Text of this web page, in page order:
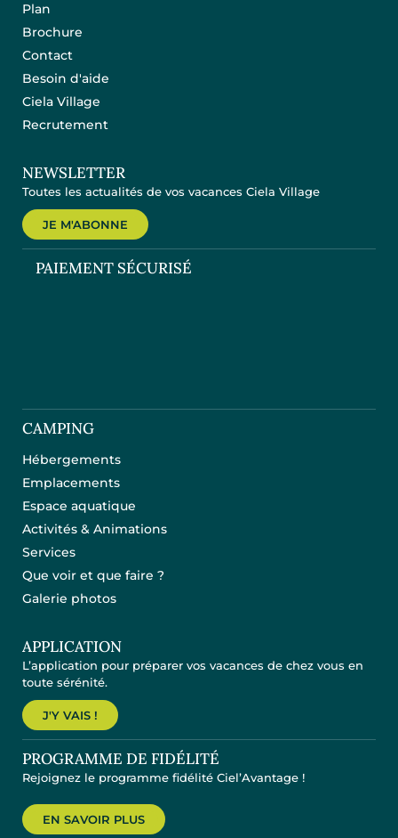
Plan
Brochure
Contact
Besoin d'aide
Ciela Village
Recrutement
NEWSLETTER
Toutes les actualités de vos vacances Ciela Village
JE M'ABONNE
PAIEMENT SÉCURISÉ
CAMPING
Hébergements
Emplacements
Espace aquatique
Activités & Animations
Services
Que voir et que faire ?
Galerie photos
APPLICATION
L’application pour préparer vos vacances de chez vous en
toute sérénité.
J'Y VAIS !
PROGRAMME DE FIDÉLITÉ
Rejoignez le programme fidélité Ciel’Avantage !
EN SAVOIR PLUS